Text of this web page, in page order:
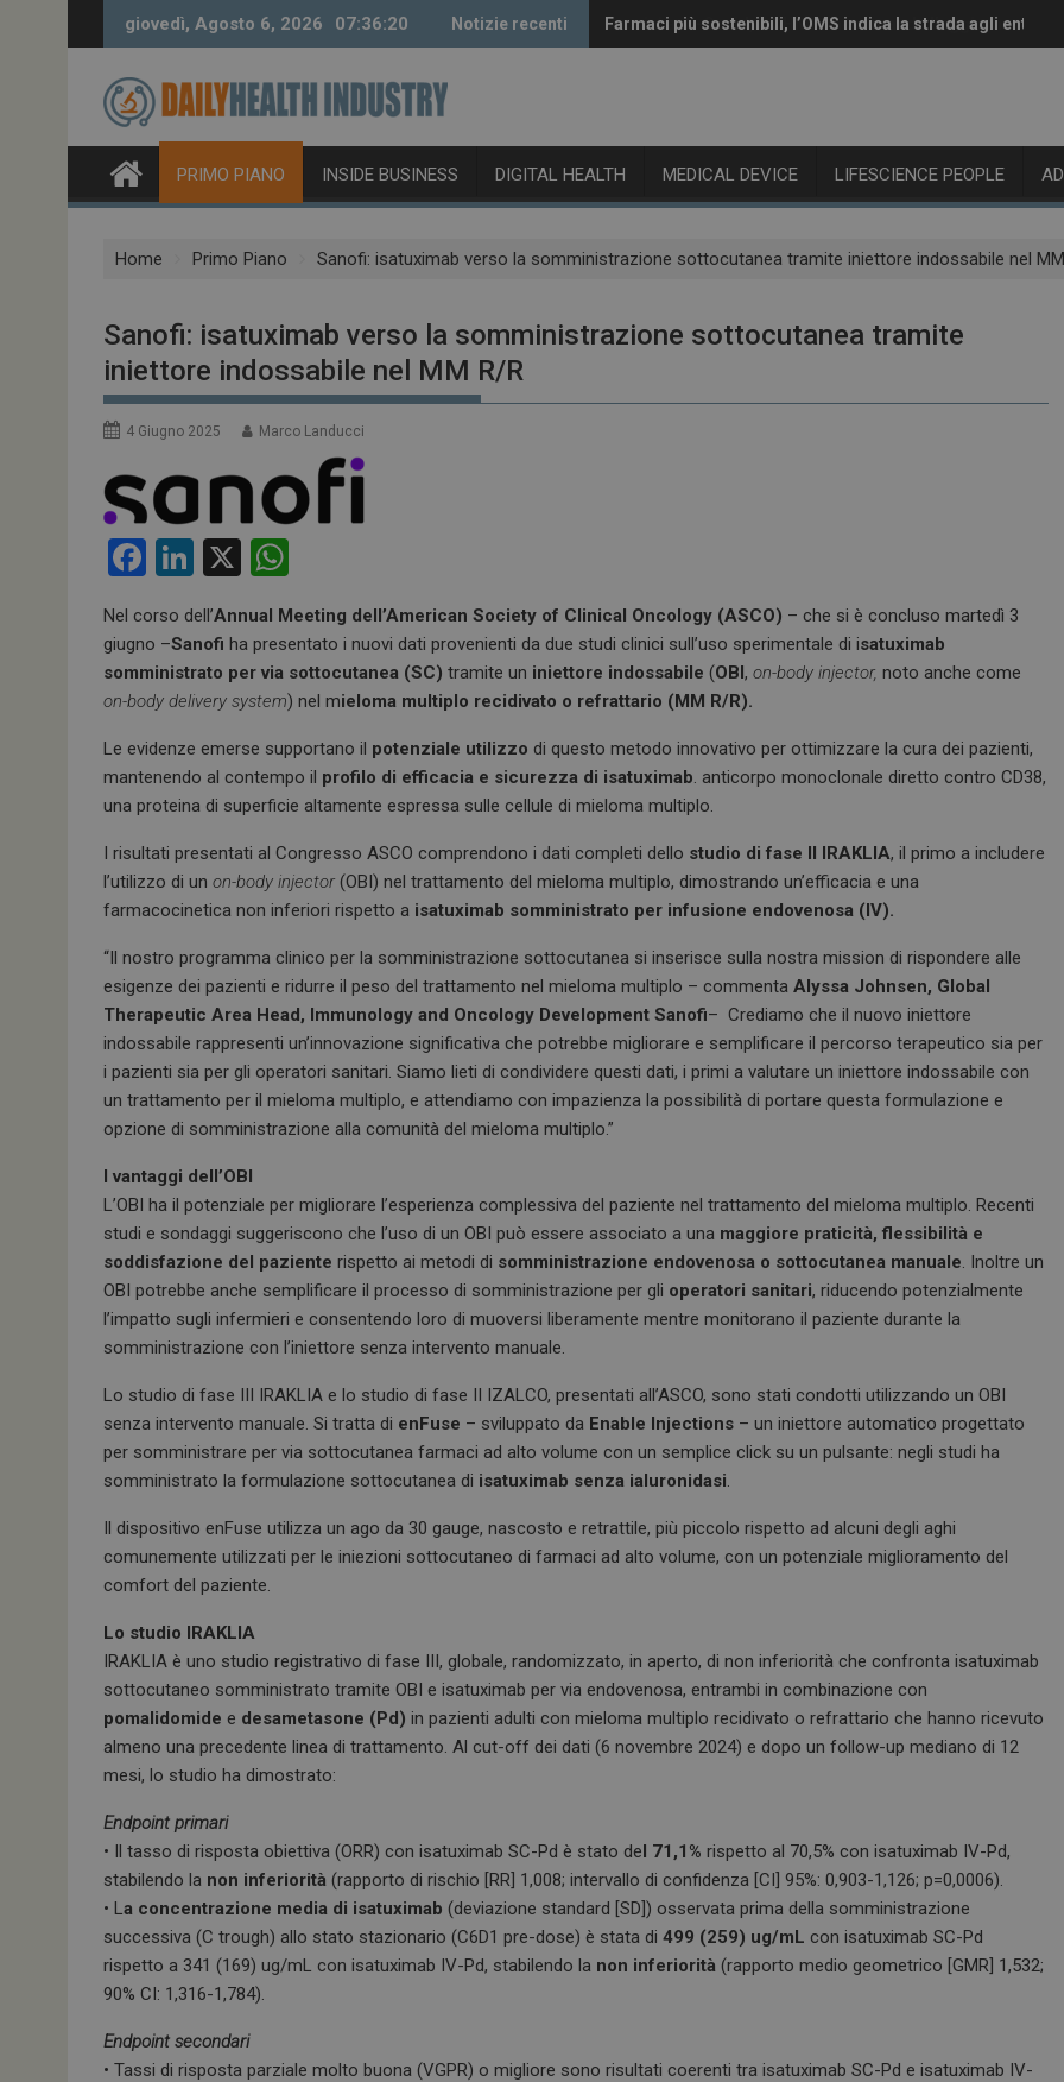
giovedì, Agosto 6, 2026 07:36:21 Notizie recenti Farmaci più sostenibili, l’OMS indica la strada agli enti
Vaccini anti-Covid, il CHMP raccomanda l’aggiornamento
PRIMO PIANO INSIDE BUSINESS DIGITAL HEALTH MEDICAL DEVICE LIFESCIENCE PEOPLE
Home Primo Piano Sanofi: isatuximab verso la somministrazione sottocutanea tramite iniettore indossabile nel
Sanofi: isatuximab verso la somministrazione sottocutanea tramite
iniettore indossabile nel MM R/R
4 Giugno 2025 Marco Landucci
F
ce
b
o
o
k
Li
ke
dI
n
X
at
s
A
p
p
Nel corso dell’Annual Meeting dell’American Society of Clinical Oncology (ASCO) – che si è concluso martedì 3
giugno –Sanofi ha presentato i nuovi dati provenienti da due studi clinici sull’uso sperimentale di isatuximab
somministrato per via sottocutanea (SC) tramite un iniettore indossabile (OBI, on-body injector, noto anche come
on-body delivery system) nel mieloma multiplo recidivato o refrattario (MM R/R).
Le evidenze emerse supportano il potenziale utilizzo di questo metodo innovativo per ottimizzare la cura dei pazienti,
mantenendo al contempo il profilo di efficacia e sicurezza di isatuximab. anticorpo monoclonale diretto contro CD38,
una proteina di superficie altamente espressa sulle cellule di mieloma multiplo.
I risultati presentati al Congresso ASCO comprendono i dati completi dello studio di fase II IRAKLIA, il primo a includere
l’utilizzo di un on-body injector (OBI) nel trattamento del mieloma multiplo, dimostrando un’efficacia e una
farmacocinetica non inferiori rispetto a isatuximab somministrato per infusione endovenosa (IV).
“Il nostro programma clinico per la somministrazione sottocutanea si inserisce sulla nostra mission di rispondere alle
esigenze dei pazienti e ridurre il peso del trattamento nel mieloma multiplo – commenta Alyssa Johnsen, Global
Therapeutic Area Head, Immunology and Oncology Development Sanofi– Crediamo che il nuovo iniettore
indossabile rappresenti un’innovazione significativa che potrebbe migliorare e semplificare il percorso terapeutico sia per
i pazienti sia per gli operatori sanitari. Siamo lieti di condividere questi dati, i primi a valutare un iniettore indossabile con
un trattamento per il mieloma multiplo, e attendiamo con impazienza la possibilità di portare questa formulazione e
opzione di somministrazione alla comunità del mieloma multiplo.”
I vantaggi dell’OBI
L’OBI ha il potenziale per migliorare l’esperienza complessiva del paziente nel trattamento del mieloma multiplo. Recenti
studi e sondaggi suggeriscono che l’uso di un OBI può essere associato a una maggiore praticità, flessibilità e
soddisfazione del paziente rispetto ai metodi di somministrazione endovenosa o sottocutanea manuale. Inoltre un
OBI potrebbe anche semplificare il processo di somministrazione per gli operatori sanitari, riducendo potenzialmente
l’impatto sugli infermieri e consentendo loro di muoversi liberamente mentre monitorano il paziente durante la
somministrazione con l’iniettore senza intervento manuale.
Lo studio di fase III IRAKLIA e lo studio di fase II IZALCO, presentati all’ASCO, sono stati condotti utilizzando un OBI
senza intervento manuale. Si tratta di enFuse – sviluppato da Enable Injections – un iniettore automatico progettato
per somministrare per via sottocutanea farmaci ad alto volume con un semplice click su un pulsante: negli studi ha
somministrato la formulazione sottocutanea di isatuximab senza ialuronidasi.
Il dispositivo enFuse utilizza un ago da 30 gauge, nascosto e retrattile, più piccolo rispetto ad alcuni degli aghi
comunemente utilizzati per le iniezioni sottocutaneo di farmaci ad alto volume, con un potenziale miglioramento del
comfort del paziente.
Lo studio IRAKLIA
IRAKLIA è uno studio registrativo di fase III, globale, randomizzato, in aperto, di non inferiorità che confronta isatuximab
sottocutaneo somministrato tramite OBI e isatuximab per via endovenosa, entrambi in combinazione con
pomalidomide e desametasone (Pd) in pazienti adulti con mieloma multiplo recidivato o refrattario che hanno ricevuto
almeno una precedente linea di trattamento. Al cut-off dei dati (6 novembre 2024) e dopo un follow-up mediano di 12
mesi, lo studio ha dimostrato:
Endpoint primari
• Il tasso di risposta obiettiva (ORR) con isatuximab SC-Pd è stato del 71,1% rispetto al 70,5% con isatuximab IV-Pd,
stabilendo la non inferiorità (rapporto di rischio [RR] 1,008; intervallo di confidenza [CI] 95%: 0,903-1,126; p=0,0006).
• La concentrazione media di isatuximab (deviazione standard [SD]) osservata prima della somministrazione
successiva (C trough) allo stato stazionario (C6D1 pre-dose) è stata di 499 (259) ug/mL con isatuximab SC-Pd
rispetto a 341 (169) ug/mL con isatuximab IV-Pd, stabilendo la non inferiorità (rapporto medio geometrico [GMR] 1,532;
90% CI: 1,316-1,784).
Endpoint secondari
• Tassi di risposta parziale molto buona (VGPR) o migliore sono risultati coerenti tra isatuximab SC-Pd e isatuximab IV-